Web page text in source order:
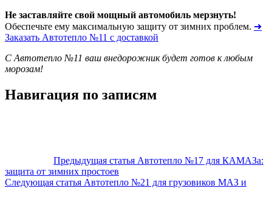
Не заставляйте свой мощный автомобиль мерзнуть!
Обеспечьте ему максимальную защиту от зимних проблем. ➜
Заказать Автотепло №11 с доставкой
С Автотепло №11 ваш внедорожник будет готов к любым
морозам!
Навигация по записям
Предыдущая статья Автотепло №17 для КАМАЗа:
защита от зимних простоев
Следующая статья Автотепло №21 для грузовиков МАЗ и